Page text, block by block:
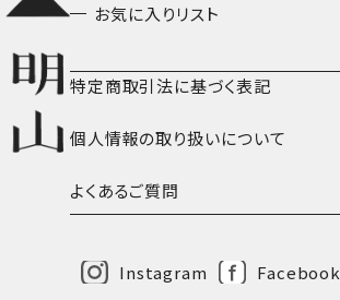
お気に入りリスト
特定商取引法に基づく表記
個人情報の取り扱いについて
よくあるご質問
Instagram Facebook